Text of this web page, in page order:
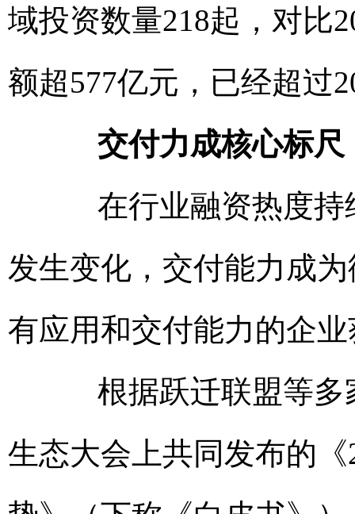
域投资数量218起，对比
额超577亿元，已经超过
交付力成核心标尺
在行业融资热度持
发生变化，交付能力成
有应用和交付能力的企
根据跃迁联盟等多
生态大会上共同发布的